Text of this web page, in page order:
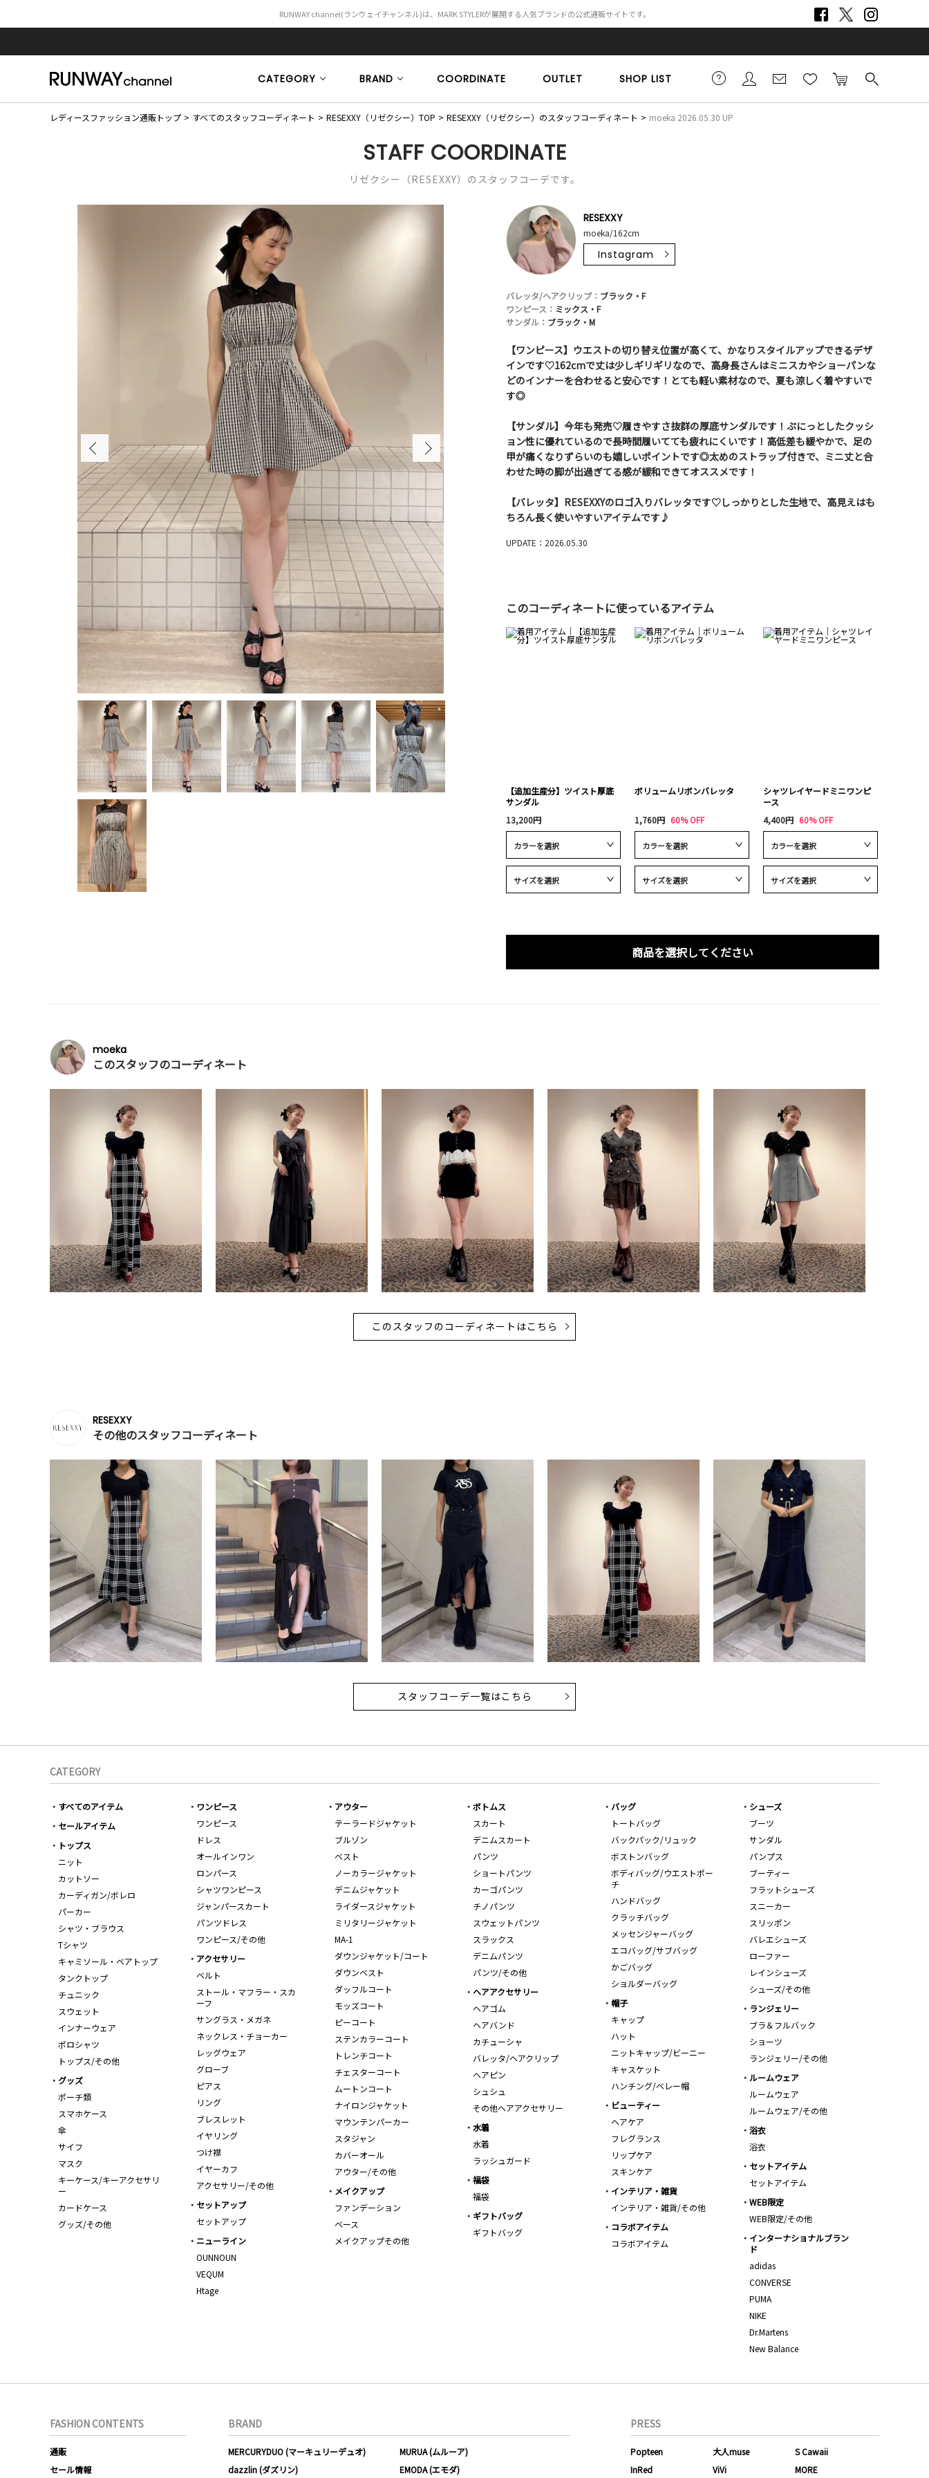
RUNWAY channel(ランウェイチャンネル)は、MARK STYLERが展開する人気ブランドの公式通販サイトです。
CATEGORY BRAND COORDINATE OUTLET SHOP LIST
レディースファッション通販トップ すべてのスタッフコーディネート RESEXXY（リゼクシー）TOP RESEXXY（リゼクシー）のスタッフコーディネート moeka 2026.05.30 UP
STAFF COORDINATE
リゼクシー（RESEXXY）のスタッフコーデです。
RESEXXY
moeka/162cm
Instagram
バレッタ/ヘアクリップ： ブラック・F
ワンピース： ミックス・F
サンダル： ブラック・M
【ワンピース】ウエストの切り替え位置が高くて、かなりスタイルアップできるデザ
インです♡162cmで丈は少しギリギリなので、高身長さんはミニスカやショーパンな
どのインナーを合わせると安心です！とても軽い素材なので、夏も涼しく着やすいで
す◎
【サンダル】今年も発売♡履きやすさ抜群の厚底サンダルです！ぷにっとしたクッシ
ョン性に優れているので長時間履いてても疲れにくいです！高低差も緩やかで、足の
甲が痛くなりずらいのも嬉しいポイントです◎太めのストラップ付きで、ミニ丈と合
わせた時の脚が出過ぎてる感が緩和できてオススメです！
【バレッタ】RESEXXYのロゴ入りバレッタです♡しっかりとした生地で、高見えはも
ちろん長く使いやすいアイテムです♪
UPDATE：2026.05.30
このコーディネートに使っているアイテム
【追加生産分】ツイスト厚底
サンダル
13,200円
ボリュームリボンバレッタ
1,760円 60% OFF
シャツレイヤードミニワンピ
ース
4,400円 60% OFF
商品を選択してください
moeka
このスタッフのコーディネート
このスタッフのコーディネートはこちら
RESEXXY
その他のスタッフコーディネート
スタッフコーデ一覧はこちら
CATEGORY
すべてのアイテム
セールアイテム
トップス
ニット
カットソー
カーディガン/ボレロ
パーカー
シャツ・ブラウス
Tシャツ
キャミソール・ベアトップ
タンクトップ
チュニック
スウェット
インナーウェア
ポロシャツ
トップス/その他
ワンピース
ワンピース
ドレス
オールインワン
ロンパース
シャツワンピース
ジャンパースカート
パンツドレス
ワンピース/その他
アウター
テーラードジャケット
ブルゾン
ベスト
ノーカラージャケット
デニムジャケット
ライダースジャケット
ミリタリージャケット
MA-1
ダウンジャケット/コート
ダウンベスト
ダッフルコート
モッズコート
ピーコート
ステンカラーコート
トレンチコート
チェスターコート
ムートンコート
ナイロンジャケット
マウンテンパーカー
スタジャン
カバーオール
アウター/その他
ボトムス
スカート
デニムスカート
パンツ
ショートパンツ
カーゴパンツ
チノパンツ
スウェットパンツ
スラックス
デニムパンツ
パンツ/その他
バッグ
トートバッグ
バックパック/リュック
ボストンバッグ
ボディバッグ/ウエストポー
チ
ハンドバッグ
クラッチバッグ
メッセンジャーバッグ
エコバッグ/サブバッグ
かごバッグ
ショルダーバッグ
シューズ
ブーツ
サンダル
パンプス
ブーティー
フラットシューズ
スニーカー
スリッポン
バレエシューズ
ローファー
レインシューズ
シューズ/その他
アクセサリー
ベルト
ストール・マフラー・スカ
ーフ
サングラス・メガネ
ネックレス・チョーカー
レッグウェア
グローブ
ピアス
リング
ブレスレット
イヤリング
つけ襟
イヤーカフ
アクセサリー/その他
ヘアアクセサリー
ヘアゴム
ヘアバンド
カチューシャ
バレッタ/ヘアクリップ
ヘアピン
シュシュ
その他ヘアアクセサリー
帽子
キャップ
ハット
ニットキャップ/ビーニー
キャスケット
ハンチング/ベレー帽
ランジェリー
ブラ＆フルバック
ショーツ
ランジェリー/その他
ルームウェア
ルームウェア
ルームウェア/その他
グッズ
ポーチ類
スマホケース
傘
サイフ
マスク
キーケース/キーアクセサリ
ー
カードケース
グッズ/その他
ビューティー
ヘアケア
フレグランス
リップケア
スキンケア
水着
水着
ラッシュガード
浴衣
浴衣
セットアイテム
セットアイテム
福袋
福袋
メイクアップ
ファンデーション
ベース
メイクアップその他
インテリア・雑貨
インテリア・雑貨/その他
WEB限定
WEB限定/その他
セットアップ
セットアップ
ギフトバッグ
ギフトバッグ
コラボアイテム
コラボアイテム
インターナショナルブラン
ド
adidas
CONVERSE
PUMA
NIKE
Dr.Martens
New Balance
ニューライン
OUNNOUN
VEQUM
Htage
FASHION CONTENTS
通販
セール情報
BRAND
MERCURYDUO (マーキュリーデュオ)
MURUA (ムルーア)
dazzlin (ダズリン)
EMODA (エモダ)
PRESS
Popteen 大人muse
S Cawaii
InRed
ViVi MORE